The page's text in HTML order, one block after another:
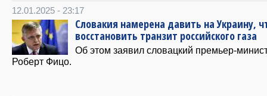
12.01.2025 - 23:17
Словакия намерена давить на Украину,
восстановить транзит российского газа
Об этом заявил словацкий премьер-
Роберт Фицо.